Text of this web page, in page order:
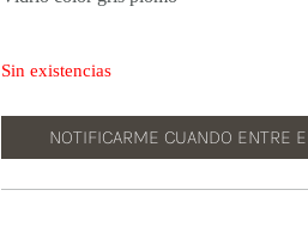
Sin existencias